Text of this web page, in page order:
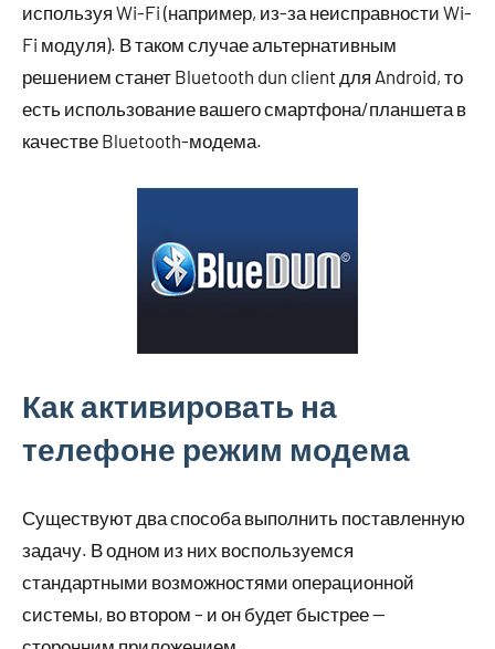
используя Wi-Fi (например, из-за неисправности Wi-
Fi модуля). В таком случае альтернативным
решением станет Bluetooth dun client для Android, то
есть использование вашего смартфона/планшета в
качестве Bluetooth-модема.
Как активировать на
телефоне режим модема
Существуют два способа выполнить поставленную
задачу. В одном из них воспользуемся
стандартными возможностями операционной
системы, во втором – и он будет быстрее —